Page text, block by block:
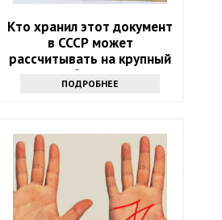
Кто хранил этот документ
в СССР может
рассчитывать на крупный
бонус
ПОДРОБНЕЕ